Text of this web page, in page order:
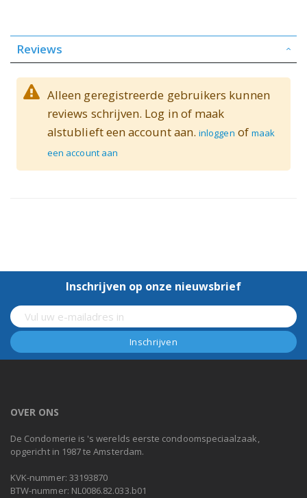
Reviews
Alleen geregistreerde gebruikers kunnen
reviews schrijven. Log in of maak
alstublieft een account aan.inloggen of maak
een account aan
Inschrijven op onze nieuwsbrief
OVER ONS
De Condomerie is 's werelds eerste condoomspeciaalzaak,
opgericht in 1987 te Amsterdam.
KVK-nummer: 33193870
BTW-nummer: NL0086.82.033.b01